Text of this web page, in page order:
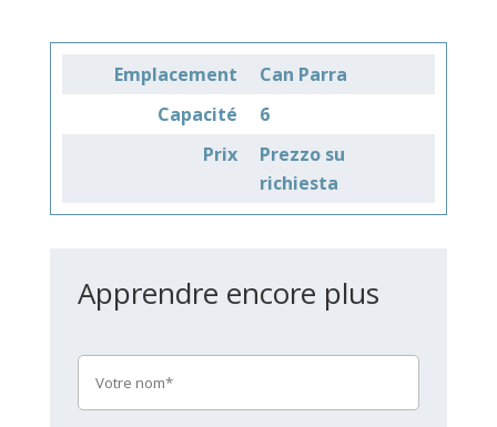
Emplacement
Can Parra
Capacité
6
Prix
Prezzo su
richiesta
Apprendre encore plus